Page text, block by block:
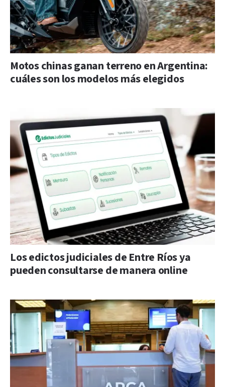
Motos chinas ganan terreno en Argentina:
cuáles son los modelos más elegidos
Los edictos judiciales de Entre Ríos ya
pueden consultarse de manera online